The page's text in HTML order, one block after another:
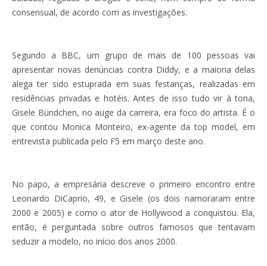
consensual, de acordo com as investigações.
Segundo a BBC, um grupo de mais de 100 pessoas vai
apresentar novas denúncias contra Diddy, e a maioria delas
alega ter sido estuprada em suas festanças, realizadas em
residências privadas e hotéis. Antes de isso tudo vir à tona,
Gisele Bündchen, no auge da carreira, era foco do artista. É o
que contou Monica Monteiro, ex-agente da top model, em
entrevista publicada pelo F5 em março deste ano.
No papo, a empresária descreve o primeiro encontro entre
Leonardo DiCaprio, 49, e Gisele (os dois namoraram entre
2000 e 2005) e como o ator de Hollywood a conquistou. Ela,
então, é perguntada sobre outros famosos que tentavam
seduzir a modelo, no início dos anos 2000.